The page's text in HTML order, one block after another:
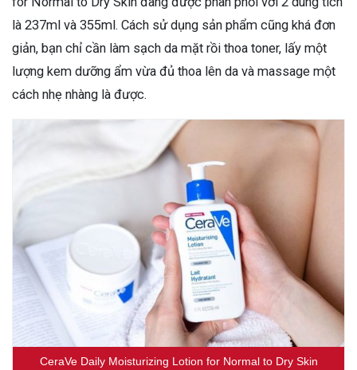
là 237ml và 355ml. Cách sử dụng sản phẩm cũng khá đơn
giản, bạn chỉ cần làm sạch da mặt rồi thoa toner, lấy một
lượng kem dưỡng ẩm vừa đủ thoa lên da và massage một
cách nhẹ nhàng là được.
CeraVe Daily Moisturizing Lotion for Normal to Dry Skin